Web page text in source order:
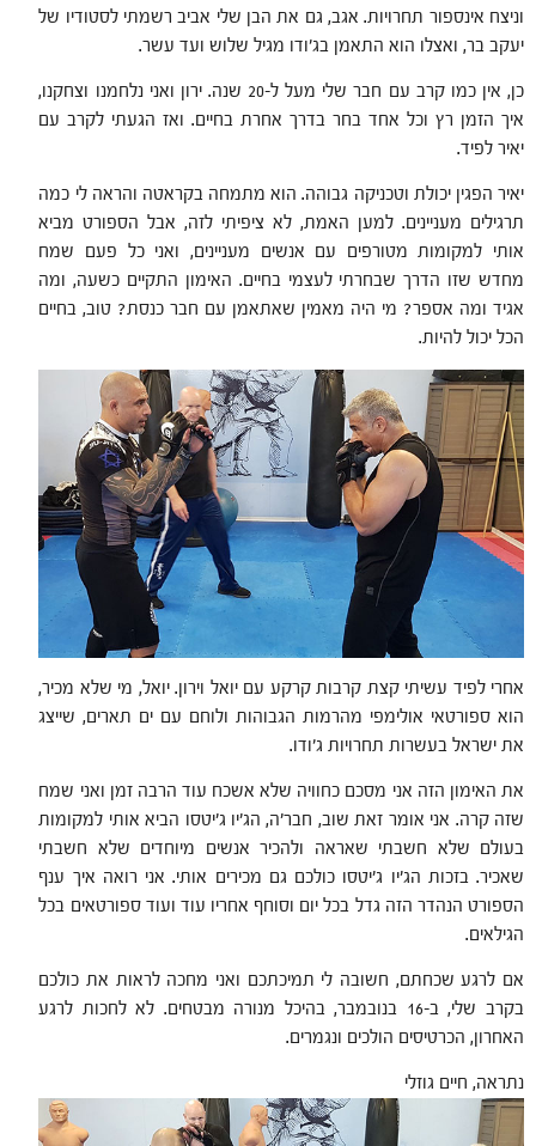
וניצח אינספור תחרויות. אגב, גם את הבן שלי אביב רשמתי לסטודיו של
יעקב בר, ואצלו הוא התאמן בג’ודו מגיל שלוש ועד עשר.
כן, אין כמו קרב עם חבר שלי מעל ל-20 שנה. ירון ואני נלחמנו וצחקנו,
איך הזמן רץ וכל אחד בחר בדרך אחרת בחיים. ואז הגעתי לקרב עם
יאיר לפיד.
יאיר הפגין יכולת וטכניקה גבוהה. הוא מתמחה בקראטה והראה לי כמה
תרגילים מעניינים. למען האמת, לא ציפיתי לזה, אבל הספורט מביא
אותי למקומות מטורפים עם אנשים מעניינים, ואני כל פעם שמח
מחדש שזו הדרך שבחרתי לעצמי בחיים. האימון התקיים כשעה, ומה
אגיד ומה אספר? מי היה מאמין שאתאמן עם חבר כנסת? טוב, בחיים
הכל יכול להיות.
אחרי לפיד עשיתי קצת קרבות קרקע עם יואל וירון. יואל, מי שלא מכיר,
הוא ספורטאי אולימפי מהרמות הגבוהות ולוחם עם ים תארים, שייצג
את ישראל בעשרות תחרויות ג’ודו.
את האימון הזה אני מסכם כחוויה שלא אשכח עוד הרבה זמן ואני שמח
שזה קרה. אני אומר זאת שוב, חבר'ה, הג'יו ג'יטסו הביא אותי למקומות
בעולם שלא חשבתי שאראה ולהכיר אנשים מיוחדים שלא חשבתי
שאכיר. בזכות הג'יו ג'יטסו כולכם גם מכירים אותי. אני רואה איך ענף
הספורט הנהדר הזה גדל בכל יום וסוחף אחריו עוד ועוד ספורטאים בכל
הגילאים.
אם לרגע שכחתם, חשובה לי תמיכתכם ואני מחכה לראות את כולכם
בקרב שלי, ב-16 בנובמבר, בהיכל מנורה מבטחים. לא לחכות לרגע
האחרון, הכרטיסים הולכים ונגמרים.
נתראה, חיים גוזלי